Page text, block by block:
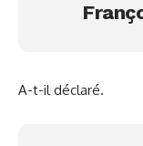
A-t-il déclaré.